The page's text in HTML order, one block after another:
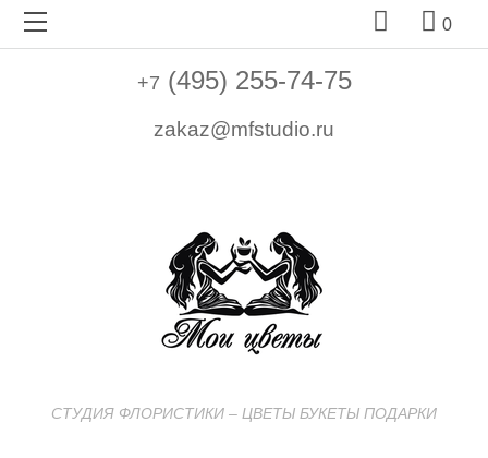
  0
+7 (495) 255-74-75
zakaz@mfstudio.ru
СТУДИЯ ФЛОРИСТИКИ – ЦВЕТЫ БУКЕТЫ ПОДАРКИ